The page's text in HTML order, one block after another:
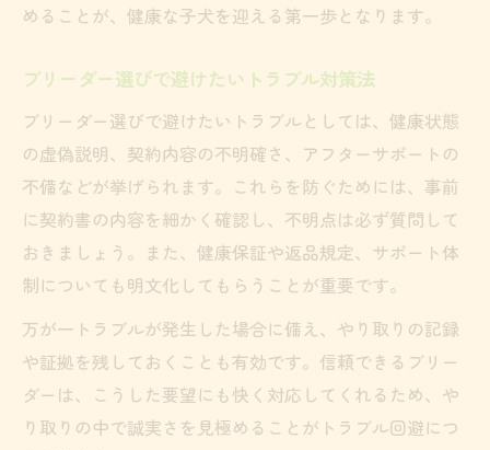
めることが、健康な子犬を迎える第一歩となります。
ブリーダー選びで避けたいトラブル対策法
ブリーダー選びで避けたいトラブルとしては、健康状態
の虚偽説明、契約内容の不明確さ、アフターサポートの
不備などが挙げられます。これらを防ぐためには、事前
に契約書の内容を細かく確認し、不明点は必ず質問して
おきましょう。また、健康保証や返品規定、サポート体
制についても明文化してもらうことが重要です。
万が一トラブルが発生した場合に備え、やり取りの記録
や証拠を残しておくことも有効です。信頼できるブリー
ダーは、こうした要望にも快く対応してくれるため、や
り取りの中で誠実さを見極めることがトラブル回避につ